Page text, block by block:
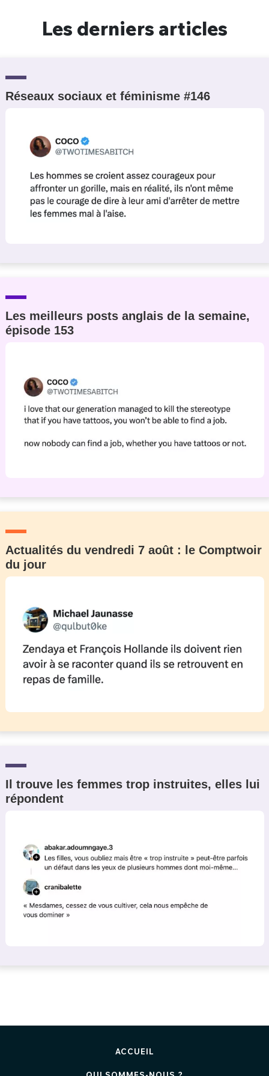
Les derniers articles
Réseaux sociaux et féminisme #146
Les meilleurs posts anglais de la semaine,
épisode 153
Actualités du vendredi 7 août : le Comptwoir
du jour
Il trouve les femmes trop instruites, elles lui
répondent
ACCUEIL
Un Thread